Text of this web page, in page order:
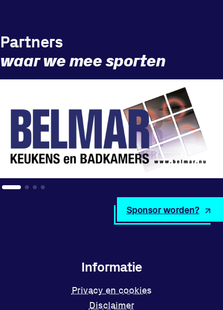
Informatie
Privacy en cookies
Disclaimer
Partners
waar we mee sporten
Sponsor worden?